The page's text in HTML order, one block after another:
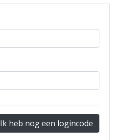
Ik heb nog een logincode